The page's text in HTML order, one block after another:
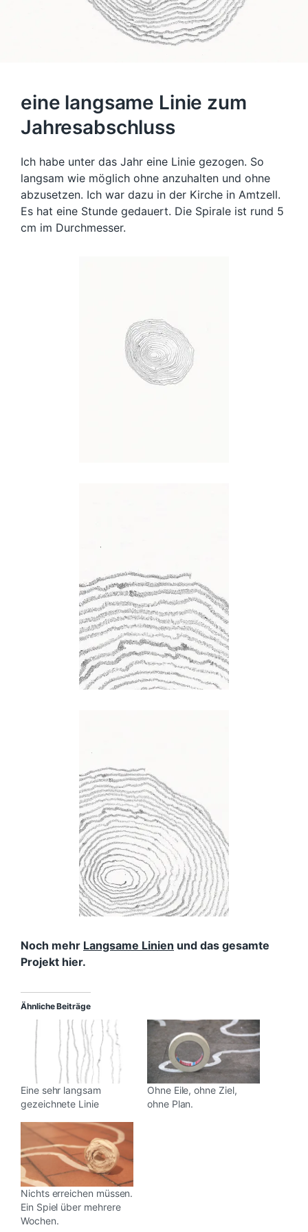
eine langsame Linie zum
Jahresabschluss
Ich habe unter das Jahr eine Linie gezogen. So
langsam wie möglich ohne anzuhalten und ohne
abzusetzen. Ich war dazu in der Kirche in Amtzell.
Es hat eine Stunde gedauert. Die Spirale ist rund 5
cm im Durchmesser.
Noch mehr Langsame Linien und das gesamte
Projekt hier.
Ähnliche Beiträge
Eine sehr langsam
gezeichnete Linie
Ohne Eile, ohne Ziel,
ohne Plan.
Nichts erreichen müssen.
Ein Spiel über mehrere
Wochen.